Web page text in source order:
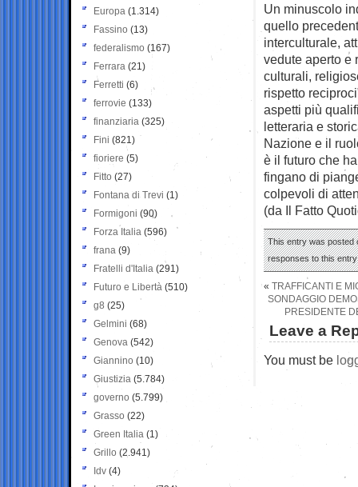
Un minuscolo
quello
interculturale,
vedute aperto e
culturali,
rispetto
aspetti più
letteraria e
Nazione e il
è il futuro che
fingano di
colpevoli di
(da Il Fatto
This entry was posted
responses to this
« TRAFFICANTI E
SONDAGGIO
PRESIDENTE
Leave a
You must be
Europa (1.314)
Fassino (13)
federalismo (167)
Ferrara (21)
Ferretti (6)
ferrovie (133)
finanziaria (325)
Fini (821)
fioriere (5)
Fitto (27)
Fontana di Trevi (1)
Formigoni (90)
Forza Italia (596)
frana (9)
Fratelli d'Italia (291)
Futuro e Libertà (510)
g8 (25)
Gelmini (68)
Genova (542)
Giannino (10)
Giustizia (5.784)
governo (5.799)
Grasso (22)
Green Italia (1)
Grillo (2.941)
Idv (4)